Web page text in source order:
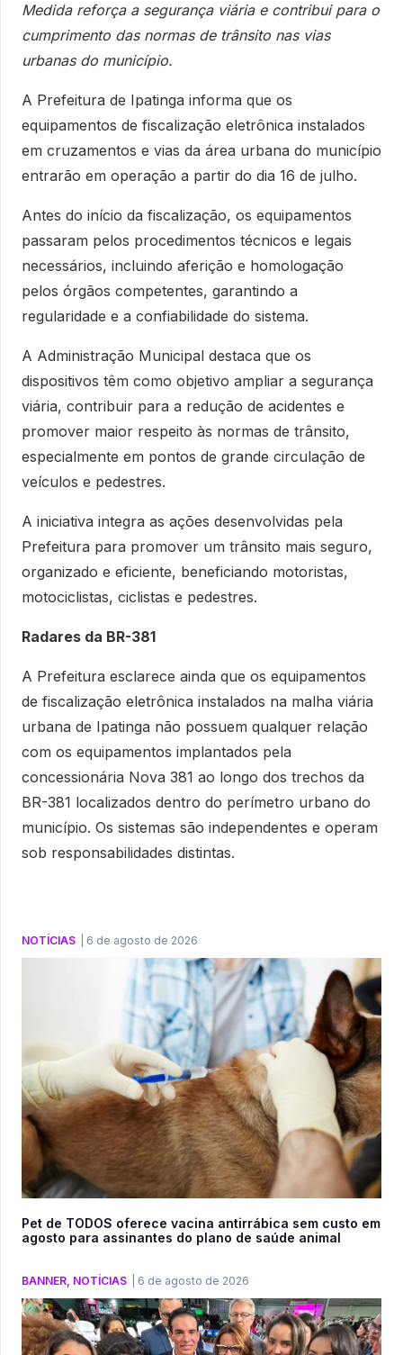
Medida reforça a segurança viária e contribui para o
cumprimento das normas de trânsito nas vias
urbanas do município.
A Prefeitura de Ipatinga informa que os
equipamentos de fiscalização eletrônica instalados
em cruzamentos e vias da área urbana do município
entrarão em operação a partir do dia 16 de julho.
Antes do início da fiscalização, os equipamentos
passaram pelos procedimentos técnicos e legais
necessários, incluindo aferição e homologação
pelos órgãos competentes, garantindo a
regularidade e a confiabilidade do sistema.
A Administração Municipal destaca que os
dispositivos têm como objetivo ampliar a segurança
viária, contribuir para a redução de acidentes e
promover maior respeito às normas de trânsito,
especialmente em pontos de grande circulação de
veículos e pedestres.
A iniciativa integra as ações desenvolvidas pela
Prefeitura para promover um trânsito mais seguro,
organizado e eficiente, beneficiando motoristas,
motociclistas, ciclistas e pedestres.
Radares da BR-381
A Prefeitura esclarece ainda que os equipamentos
de fiscalização eletrônica instalados na malha viária
urbana de Ipatinga não possuem qualquer relação
com os equipamentos implantados pela
concessionária Nova 381 ao longo dos trechos da
BR-381 localizados dentro do perímetro urbano do
município. Os sistemas são independentes e operam
sob responsabilidades distintas.
NOTÍCIAS 6 de agosto de 2026
Pet de TODOS oferece vacina antirrábica sem custo em
agosto para assinantes do plano de saúde animal
BANNER NOTÍCIAS 6 de agosto de 2026